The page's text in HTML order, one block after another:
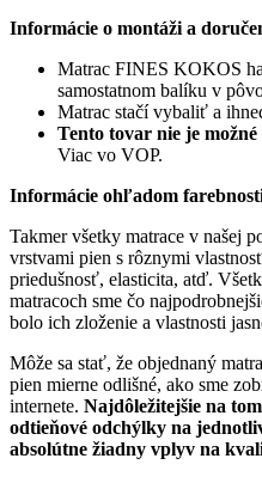
Informácie o montáži a
Matrac FINES KOKOS
samostatnom balíku v
Matrac stačí vybaliť a
Tento tovar nie je
Viac vo VOP.
Informácie ohľadom
Takmer všetky matrace v našej
vrstvami pien s rôznymi
priedušnosť, elasticita, atď.
matracoch sme čo
bolo ich zloženie a vlastnosti
Môže sa stať, že objednaný
pien mierne odlišné, ako sme
internete. Najdôležitejšie na
odtieňové odchýlky na
absolútne žiadny vplyv na